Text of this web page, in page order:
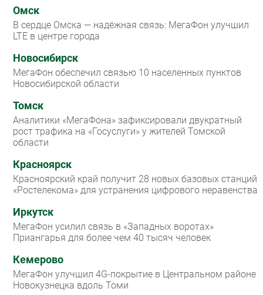
Омск
В сердце Омска — надёжная связь: МегаФон улучшил
LTE в центре города
Новосибирск
МегаФон обеспечил связью 10 населенных пунктов
Новосибирской области
Томск
Аналитики «МегаФона» зафиксировали двукратный
рост трафика на «Госуслуги» у жителей Томской
области
Красноярск
Красноярский край получит 28 новых базовых станций
«Ростелекома» для устранения цифрового неравенства
Иркутск
МегаФон усилил связь в «Западных воротах»
Приангарья для более чем 40 тысяч человек
Кемерово
МегаФон улучшил 4G-покрытие в Центральном районе
Новокузнецка вдоль Томи